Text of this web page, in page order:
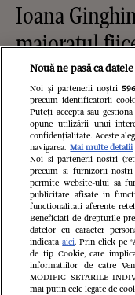
Ioana
majoratul
invitați: „O
petrecere,
mai pot să
acum
Alexandru
Nouă ne pasă ca
Noi și partenerii noștri 596
precum identificatorii
Puteți accepta sau
opune utilizării unui
confidențialitate. Aceste
navigarea. Mai multe detalii
Noi si partenerii nostri
precum si furnizorii
permite website-ului sa
publicitare afisate in
functionalitati aferente
Beneficiati de drepturile
datelor cu caracter
indicataaici. Prin click pe
de tip Cookie, care
informatiilor de catre
MODIFIC SETARILE
mai putin cele legate de